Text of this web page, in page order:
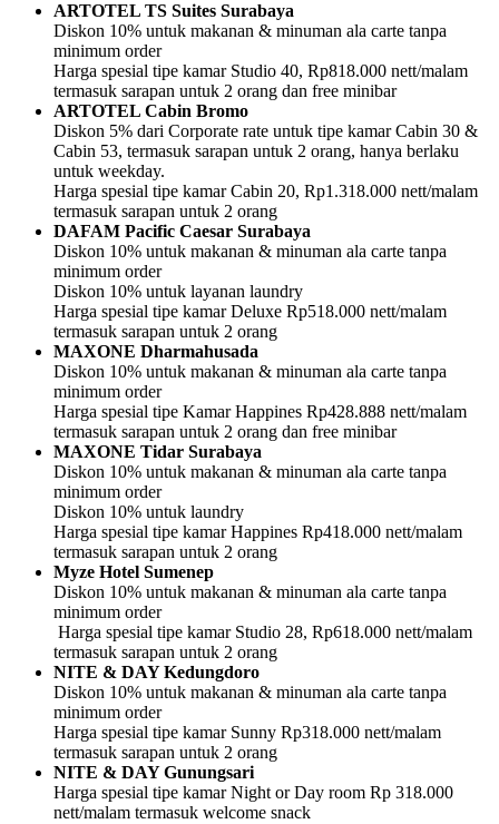
ARTOTEL TS Suites Surabaya
Diskon 10% untuk makanan & minuman ala carte tanpa
minimum order
Harga spesial tipe kamar Studio 40, Rp818.000 nett/malam
termasuk sarapan untuk 2 orang dan free minibar
ARTOTEL Cabin Bromo
Diskon 5% dari Corporate rate untuk tipe kamar Cabin 30 &
Cabin 53, termasuk sarapan untuk 2 orang, hanya berlaku
untuk weekday.
Harga spesial tipe kamar Cabin 20, Rp1.318.000 nett/malam
termasuk sarapan untuk 2 orang
DAFAM Pacific Caesar Surabaya
Diskon 10% untuk makanan & minuman ala carte tanpa
minimum order
Diskon 10% untuk layanan laundry
Harga spesial tipe kamar Deluxe Rp518.000 nett/malam
termasuk sarapan untuk 2 orang
MAXONE Dharmahusada
Diskon 10% untuk makanan & minuman ala carte tanpa
minimum order
Harga spesial tipe Kamar Happines Rp428.888 nett/malam
termasuk sarapan untuk 2 orang dan free minibar
MAXONE Tidar Surabaya
Diskon 10% untuk makanan & minuman ala carte tanpa
minimum order
Diskon 10% untuk laundry
Harga spesial tipe kamar Happines Rp418.000 nett/malam
termasuk sarapan untuk 2 orang
Myze Hotel Sumenep
Diskon 10% untuk makanan & minuman ala carte tanpa
minimum order
Harga spesial tipe kamar Studio 28, Rp618.000 nett/malam
termasuk sarapan untuk 2 orang
NITE & DAY Kedungdoro
Diskon 10% untuk makanan & minuman ala carte tanpa
minimum order
Harga spesial tipe kamar Sunny Rp318.000 nett/malam
termasuk sarapan untuk 2 orang
NITE & DAY Gunungsari
Harga spesial tipe kamar Night or Day room Rp 318.000
nett/malam termasuk welcome snack